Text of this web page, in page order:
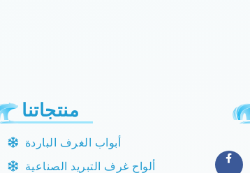
منتجاتنا
أبواب الغرف الباردة
ألواح غرف التبريد الصناعية